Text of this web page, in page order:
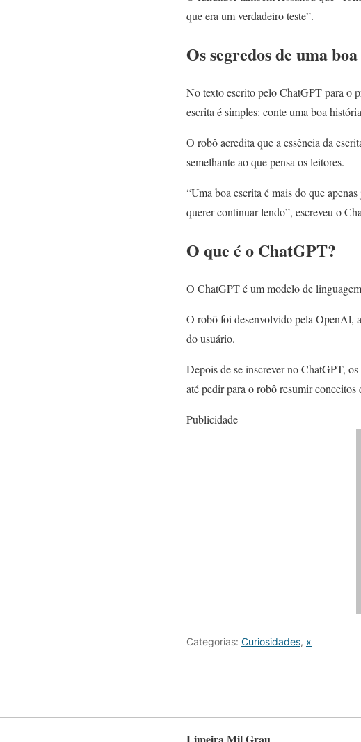
que era um verdadeiro teste”.
Os segredos de uma
No texto escrito pelo ChatGPT para o
escrita é simples: conte uma boa
O robô acredita que a essência da
semelhante ao que pensa os leitores.
“Uma boa escrita é mais do que
querer continuar lendo”, escreveu o
O que é o ChatGPT?
O ChatGPT é um modelo de
O robô foi desenvolvido pela OpenAl,
do usuário.
Depois de se inscrever no ChatGPT,
até pedir para o robô resumir
Publicidade
Categorias: Curiosidades, x